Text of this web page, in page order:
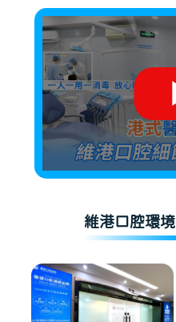
維港口腔環